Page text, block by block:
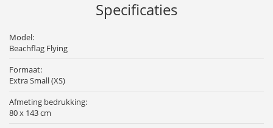
Specificaties
Model:
Beachflag Flying
Formaat:
Extra Small (XS)
Afmeting bedrukking:
80 x 143 cm